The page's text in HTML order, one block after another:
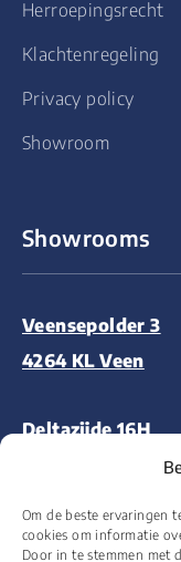
Om de beste ervaringen
cookies om informatie
Door in te stemmen met
Herroepingsrecht
Klachtenregeling
Privacy policy
Showroom
Showrooms
Veensepolder 3
4264 KL Veen
Deltazijde 16H
1261 ZM Blaricum
Aalsmeerderweg